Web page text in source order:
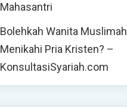
Mahasantri
Bolehkah Wanita Muslimah
Menikahi Pria Kristen? –
KonsultasiSyariah.com